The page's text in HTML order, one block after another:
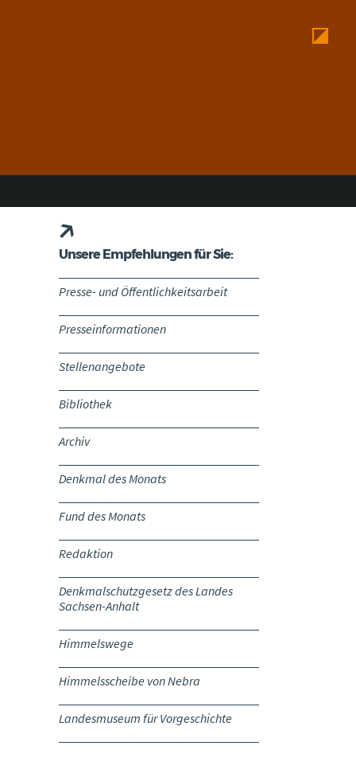
Unsere Empfehlungen für Sie:
Presse- und Öffentlichkeitsarbeit
Presseinformationen
Stellenangebote
Bibliothek
Archiv
Denkmal des Monats
Fund des Monats
Redaktion
Denkmalschutzgesetz des Landes
Sachsen-Anhalt
Himmelswege
Himmelsscheibe von Nebra
Landesmuseum für Vorgeschichte